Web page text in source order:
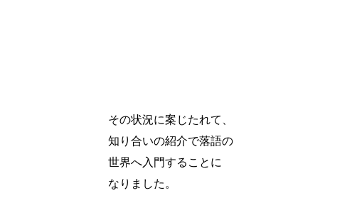
その状況に案じたれて、
知り合いの紹介で落語の
世界へ入門することに
なりました。